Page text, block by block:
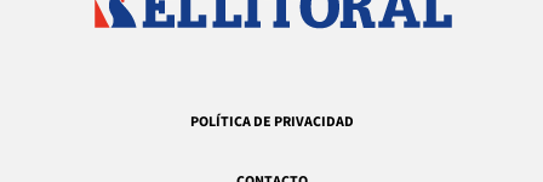
POLÍTICA DE PRIVACIDAD